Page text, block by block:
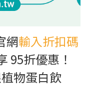
網輸入折扣碼
95折優惠！
物蛋白飲